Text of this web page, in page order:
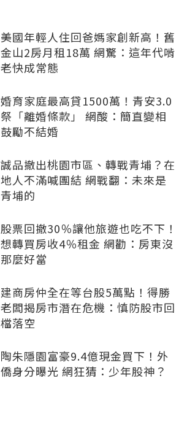
美國年輕人住回爸媽家創新高！舊
金山2房月租18萬 網驚：這年代啃
老快成常態
婚育家庭最高貸1500萬！青安3.0
祭「離婚條款」 網酸：簡直變相
鼓勵不結婚
誠品撤出桃園市區、轉戰青埔？在
地人不滿喊團結 網戰翻：未來是
青埔的
股票回撤30％讓他旅遊也吃不下！
想轉買房收4％租金 網勸：房東沒
那麼好當
建商房仲全在等台股5萬點！得勝
老闆揭房市潛在危機：慎防股市回
檔落空
陶朱隱園富豪9.4億現金買下！外
僑身分曝光 網狂猜：少年股神？